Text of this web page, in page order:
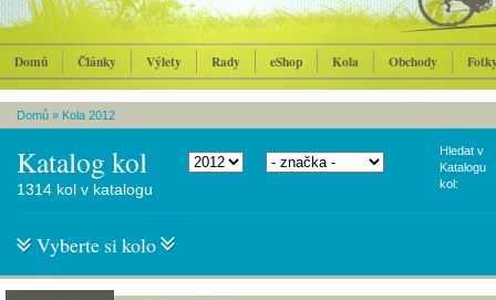
Domů Články Výlety Rady eShop Kola Obchody
Domů » Kola 2012
Katalog kol
Hledat v
Katalogu
kol:
1314 kol v katalogu
Vyberte si kolo